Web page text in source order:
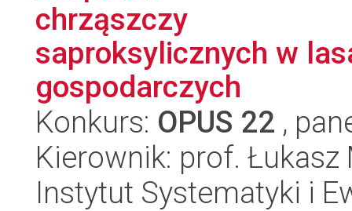
chrząszczy
saproksylicznych w
gospodarczych
Konkurs: OPUS 22 ,
Kierownik: prof.
Instytut Systematyki i